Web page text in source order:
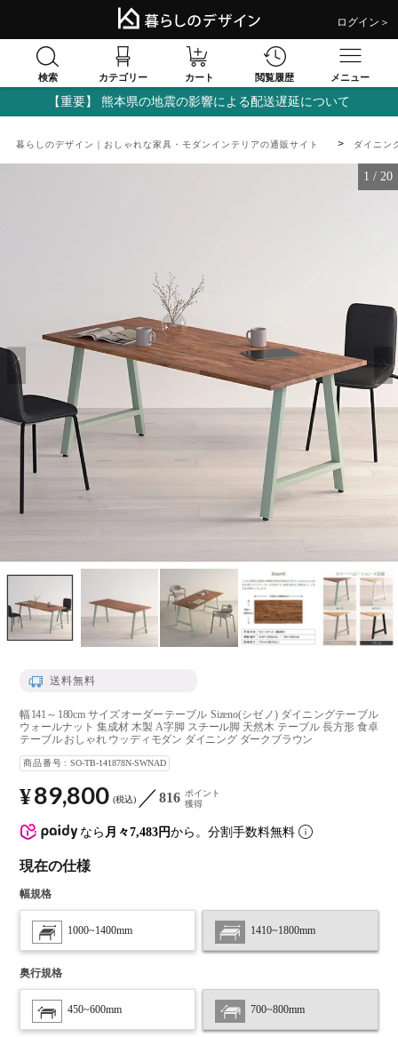
ログイン＞
検索 カテゴリー カート 閲覧履歴 メニュー
【重要】 熊本県の地震の影響による配送遅延について
暮らしのデザイン｜おしゃれな家具・モダンインテリアの通販サイト ダイニン
1 / 20
送料無料
幅141～180cm サイズオーダーテーブル Sizeno(シゼノ) ダイニングテーブル
ウォールナット 集成材 木製 A字脚 スチール脚 天然木 テーブル 長方形 食卓
テーブル おしゃれ ウッディモダン ダイニング ダークブラウン
商品番号 SO-TB-141878N-SWNAD
なら 月々7,483円から。分割手数料無料
¥89,800 税込 816 ポイント
獲得
現在の仕様
幅規格
1000~1400mm 1410~1800mm
奥行規格
450~600mm 700~800mm